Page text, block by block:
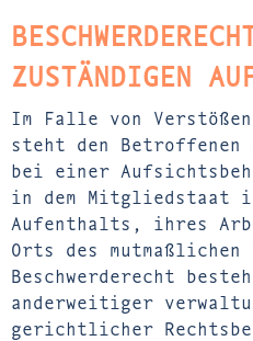
ZUSTÄNDIGEN
Im Falle von Verstößen
steht den Betroffenen
bei einer
in dem Mitgliedstaat
Aufenthalts, ihres
Orts des
Beschwerderecht
anderweitiger
gerichtlicher